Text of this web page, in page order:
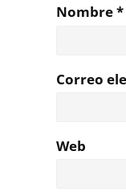
Nombre*
Correo
Web